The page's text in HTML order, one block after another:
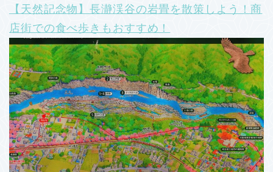
【天然記念物】長瀞渓谷の岩畳を散策しよう！商
店街での食べ歩きもおすすめ！